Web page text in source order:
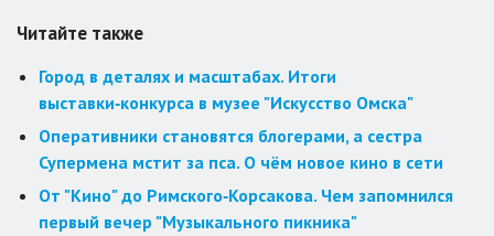
Читайте также
Город в деталях и масштабах. Итоги
выставки‑конкурса в музее "Искусство Омска"
Оперативники становятся блогерами, а сестра
Супермена мстит за пса. О чём новое кино в сети
От "Кино" до Римского‑Корсакова. Чем запомнился
первый вечер "Музыкального пикника"